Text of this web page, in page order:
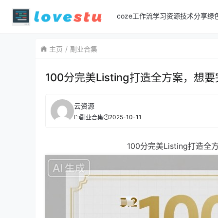
coze工作流学习资源技术分享绿
主页 副业合集
100分完美Listing打造全方案，想
云资源
副业合集 2025-10-11
100分完美Listing打造全